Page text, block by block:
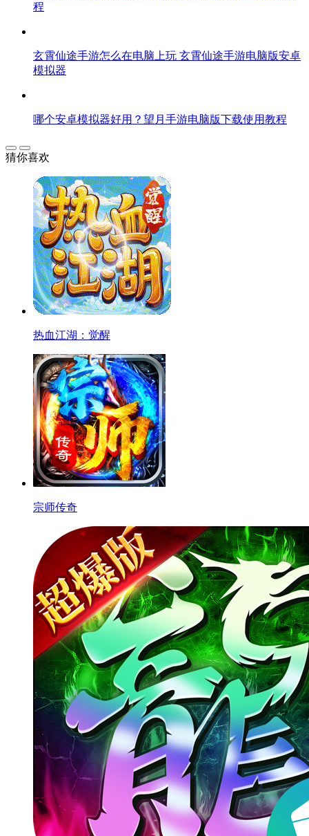
程
玄霄仙途手游怎么在电脑上玩 玄霄仙途手游电脑版安卓
模拟器
哪个安卓模拟器好用？望月手游电脑版下载使用教程
猜你喜欢
热血江湖：觉醒
宗师传奇